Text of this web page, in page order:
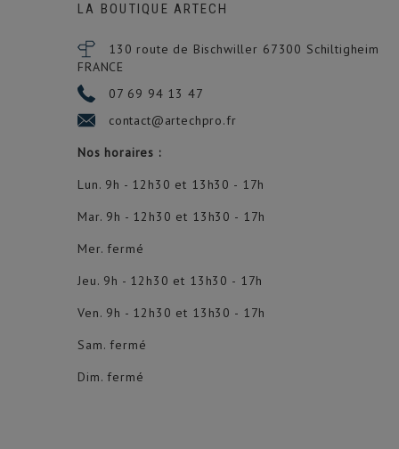
LA BOUTIQUE ARTECH
130 route de Bischwiller 67300 Schiltigheim
FRANCE
07 69 94 13 47
contact@artechpro.fr
Nos horaires :
Lun. 9h - 12h30 et 13h30 - 17h
Mar. 9h - 12h30 et 13h30 - 17h
Mer. fermé
Jeu. 9h - 12h30 et 13h30 - 17h
Ven. 9h - 12h30 et 13h30 - 17h
Sam. fermé
Dim. fermé